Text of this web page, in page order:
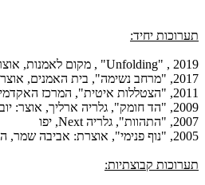
תערוכות יחיד:
2019 , "
Unfolding" , מקום לאמנות,
2017, "מרחב נשימה", בית האמנים, אוצר: אריה ברקוביץ, ת"א
2011, "הצטללות איטית", המרכז האקדמי כרמל, חיפה
2009, "הד חומק", גלריה ארליך, אוצר: יובל קידר, ת"א
2007, "התהוות", גלריה
Next, יפו
2005, "נוף פנימי", אוצרת: אביבה שמר, הגלריה החדשה העירונית , חיפה
תערוכות קבוצתיות: